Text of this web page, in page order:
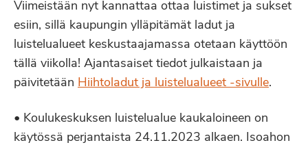
Viimeistään nyt kannattaa ottaa luistimet ja sukset
esiin, sillä kaupungin ylläpitämät ladut ja
luistelualueet keskustaajamassa otetaan käyttöön
tällä viikolla! Ajantasaiset tiedot julkaistaan ja
päivitetään Hiihtoladut ja luistelualueet -sivulle.
• Koulukeskuksen luistelualue kaukaloineen on
käytössä perjantaista 24.11.2023 alkaen. Isoahon